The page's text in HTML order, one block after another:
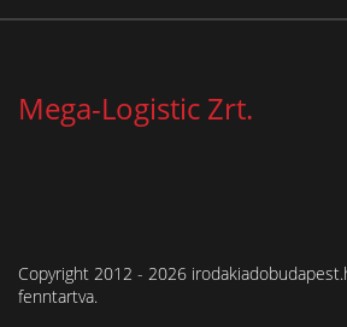
Mega-Logistic Zrt.
Copyright 2012 - 2026
fenntartva.